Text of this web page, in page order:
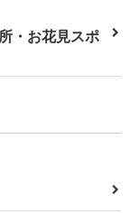
・お花見スポ